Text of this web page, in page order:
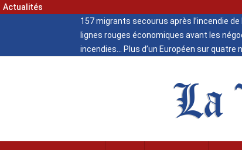
Actualités
157 migrants secourus après l’incendie
lignes rouges économiques avant les
incendies
Plus d’un Européen sur quatre
La